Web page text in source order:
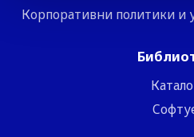
Корпоративни политики и